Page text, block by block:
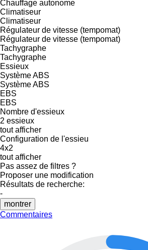
Chauffage autonome
Climatiseur
Climatiseur
Régulateur de vitesse (tempomat)
Régulateur de vitesse (tempomat)
Tachygraphe
Tachygraphe
Essieux
Système ABS
Système ABS
EBS
EBS
Nombre d'essieux
2 essieux
tout afficher
Configuration de l'essieu
4x2
tout afficher
Pas assez de filtres ?
Proposer une modification
Résultats de recherche:
-
montrer
Commentaires